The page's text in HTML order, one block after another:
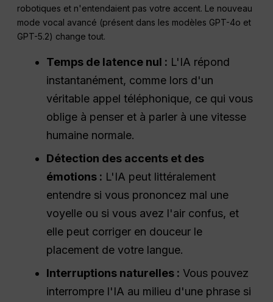
robotiques et n'entendaient pas votre accent. Le nouveau
mode vocal avancé (présent dans les modèles GPT-4o et
GPT-5.2) change tout.
Temps de latence nul : L'IA répond
instantanément, comme lors d'un
véritable appel téléphonique, ce qui vous
oblige à penser et à parler à une vitesse
humaine normale.
Détection des accents et des
émotions : L'IA peut littéralement
entendre si vous prononcez mal une
voyelle ou si vous avez l'air confus, et
elle peut corriger en douceur le
placement de votre langue.
Interruptions naturelles : Vous pouvez
interrompre l'IA au milieu d'une phrase si